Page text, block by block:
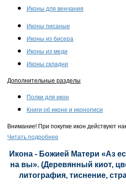
Иконы для венчания
Иконы писаные
Иконы из бисера
Иконы из меди
Иконы складни
Дополнительные разделы
Полки для икон
Книги об иконе и иконописи
Внимание! При покупке икон действуют
Читать подробнее
Икона - Божией Матери «Аз
на вы». (Деревянный киот,
литография, тиснение,